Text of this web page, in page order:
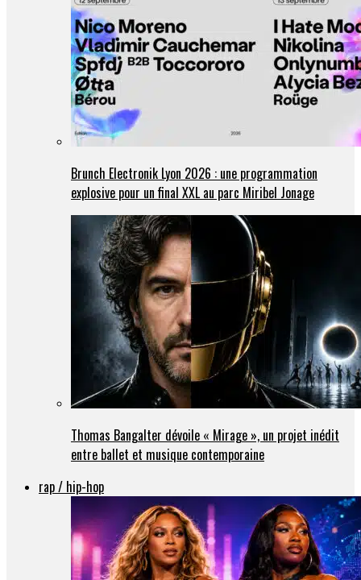
Brunch Electronik Lyon 2026 : une programmation
explosive pour un final XXL au parc Miribel Jonage
Thomas Bangalter dévoile « Mirage », un projet inédit
entre ballet et musique contemporaine
rap / hip-hop